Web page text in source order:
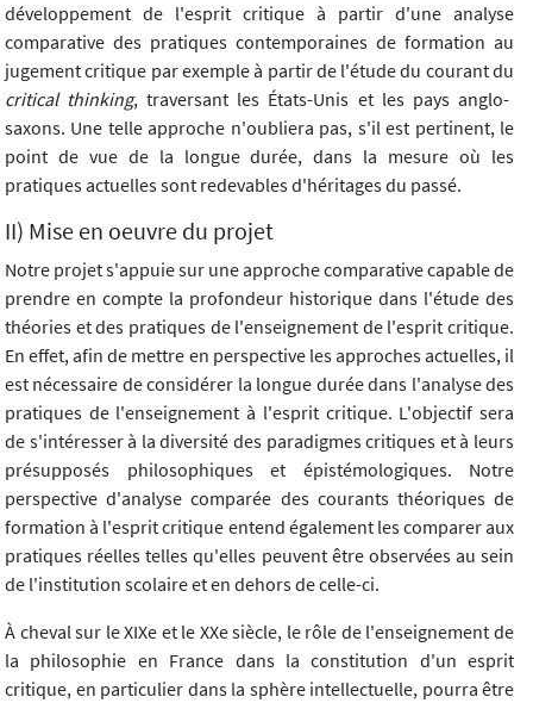
développement de l'esprit critique à partir d'une analyse
comparative des pratiques contemporaines de formation au
jugement critique par exemple à partir de l'étude du courant du
critical thinking, traversant les États-Unis et les pays anglo-
saxons. Une telle approche n'oubliera pas, s'il est pertinent, le
point de vue de la longue durée, dans la mesure où les
pratiques actuelles sont redevables d'héritages du passé.
II) Mise en oeuvre du projet
Notre projet s'appuie sur une approche comparative capable de
prendre en compte la profondeur historique dans l'étude des
théories et des pratiques de l'enseignement de l'esprit critique.
En effet, afin de mettre en perspective les approches actuelles, il
est nécessaire de considérer la longue durée dans l'analyse des
pratiques de l'enseignement à l'esprit critique. L'objectif sera
de s'intéresser à la diversité des paradigmes critiques et à leurs
présupposés philosophiques et épistémologiques. Notre
perspective d'analyse comparée des courants théoriques de
formation à l'esprit critique entend également les comparer aux
pratiques réelles telles qu'elles peuvent être observées au sein
de l'institution scolaire et en dehors de celle-ci.
À cheval sur le XIXe et le XXe siècle, le rôle de l'enseignement de
la philosophie en France dans la constitution d'un esprit
critique, en particulier dans la sphère intellectuelle, pourra être